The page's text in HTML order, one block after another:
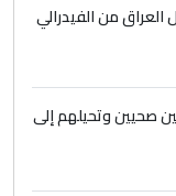
صحيين وتحيلهم إلى